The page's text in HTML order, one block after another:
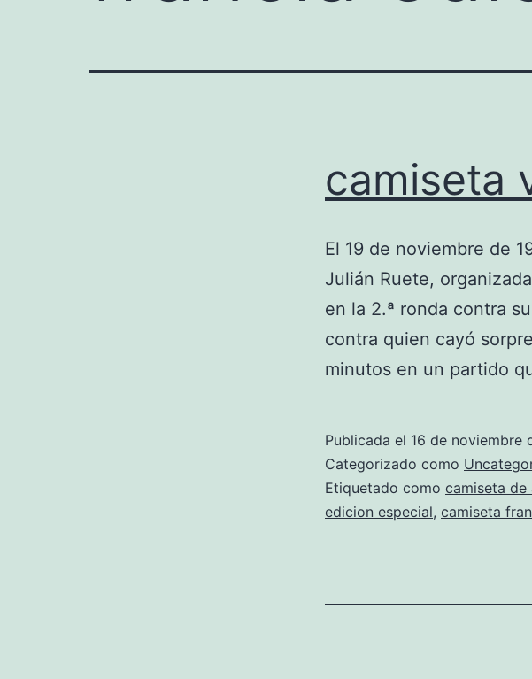
camiseta
El 19 de noviembre de
Julián Ruete,
en la 2.ª ronda contra
contra quien cayó
minutos en un partido
Publicada el 16 de noviembre
Categorizado como
Etiquetado como camiseta de
edicion especial, camiseta